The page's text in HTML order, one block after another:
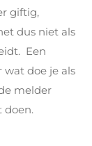
giftig,
dus niet als
Een
doe je als
melder
doen.